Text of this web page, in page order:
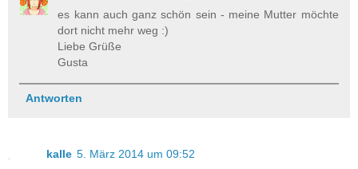
es kann auch ganz schön sein - meine Mutter möchte
dort nicht mehr weg :)
Liebe Grüße
Gusta
Antworten
kalle 5. März 2014 um 09:52